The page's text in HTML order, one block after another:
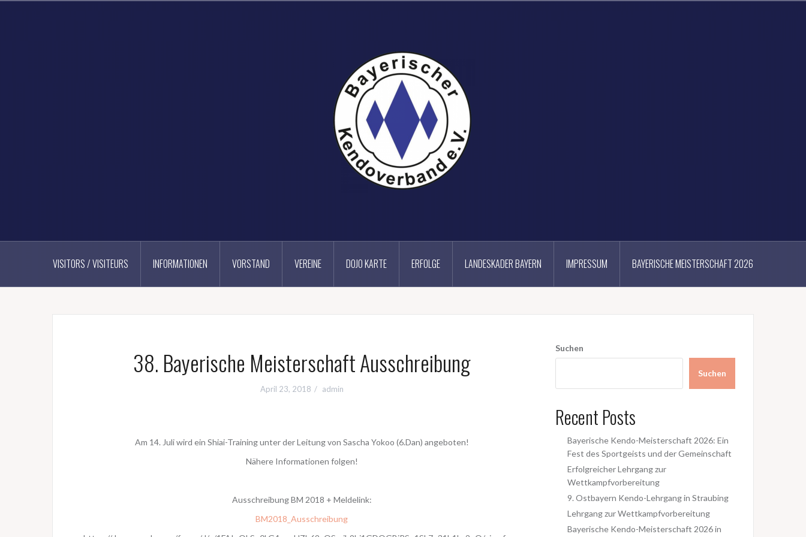
VISITORS / VISITEURS INFORMATIONEN VORSTAND VEREINE DOJO KARTE ERFOLGE LANDESKADER BAYERN IMPRESSUM BAYERISCHE MEISTERSCHAFT 2026
38. Bayerische Meisterschaft Ausschreibung
April 23, 2018 admin
Am 14. Juli wird ein Shiai-Training unter der Leitung von Sascha Yokoo (6.Dan) angeboten!
Nähere Informationen folgen!
Ausschreibung BM 2018 + Meldelink:
BM2018_Ausschreibung
Suchen
Suchen
Recent Posts
Bayerische Kendo-Meisterschaft 2026: Ein
Fest des Sportgeists und der Gemeinschaft
Erfolgreicher Lehrgang zur
Wettkampfvorbereitung
9. Ostbayern Kendo-Lehrgang in Straubing
Lehrgang zur Wettkampfvorbereitung
Bayerische Kendo-Meisterschaft 2026 in